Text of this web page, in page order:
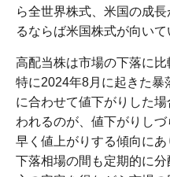
ら全世界株式、米国の成
るならば米国株式が向いて
高配当株は市場の下落に比
特に2024年8月に起きた暴
に合わせて値下がりした
われるのが、値下がりし
早く値上がりする傾向にあ
下落相場の間も定期的に分